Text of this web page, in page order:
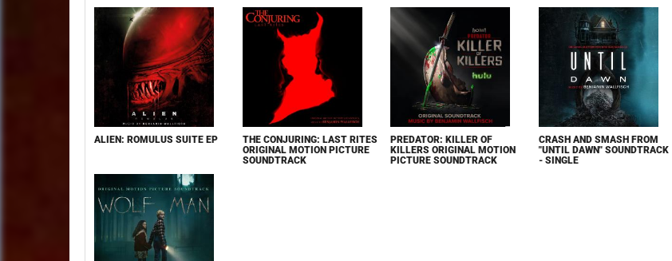
ALIEN: ROMULUS SUITE EP
THE CONJURING: LAST RITES
ORIGINAL MOTION PICTURE
SOUNDTRACK
PREDATOR: KILLER OF
KILLERS ORIGINAL MOTION
PICTURE SOUNDTRACK
CRASH AND SMASH FROM
"UNTIL DAWN" SOUNDTRACK
- SINGLE